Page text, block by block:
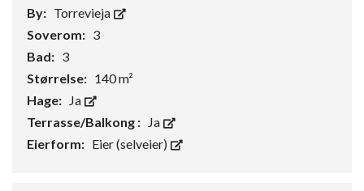
By: Torrevieja
Soverom: 3
Bad: 3
Størrelse: 140 m²
Hage: Ja
Terrasse/Balkong : Ja
Eierform: Eier (selveier)